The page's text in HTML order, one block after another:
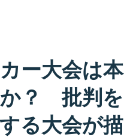
ー大会は本
か？ 批判を
る大会が描